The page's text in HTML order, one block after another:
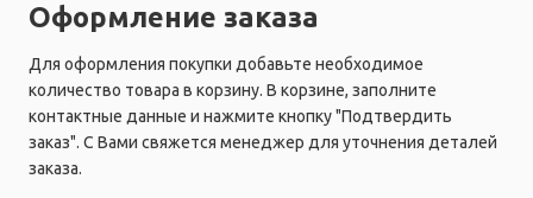
Оформление заказа
Для оформления покупки добавьте необходимое
количество товара в корзину. В корзине, заполните
контактные данные и нажмите кнопку "Подтвердить
заказ". С Вами свяжется менеджер для уточнения деталей
заказа.